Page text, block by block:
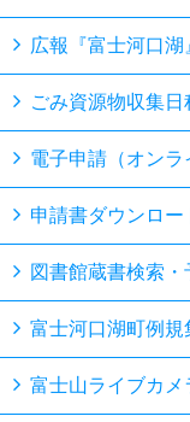
広報『富士河口湖
ごみ資源物収集日
電子申請（オンラ
申請書ダウンロー
図書館蔵書検索・
富士河口湖町例規
富士山ライブカメ